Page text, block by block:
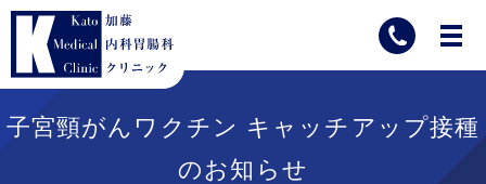
子宮頸がんワクチン キャッチアップ接種
のお知らせ